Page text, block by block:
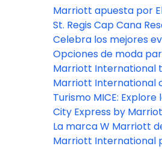
atractivo de los viajes
en sus resorts de
categoría
marca City Express en
hoteles
Marriott apuesta por
St. Regis Cap Cana
inaugura una nueva
la República
Celebra los mejores
Marriott International
y Latinoamérica
Opciones de moda
destino en América
Marriott International
descubrir tu próximo
según tu signo del
Marriott International
sólido crecimiento en
América Latina con la
acuerdos anuales
Turismo MICE: Explore
más inspiradores de
Central y del Sur para
evento
City Express by
expande a nuevos
Caribe y América
La marca W Marriott
Brasil con la
Marriott International